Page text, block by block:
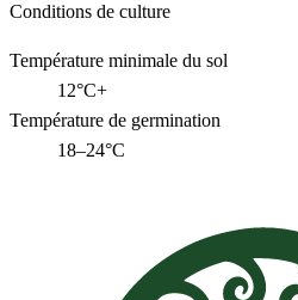
Conditions de culture
Température minimale du sol
12°C+
Température de germination
18–24°C